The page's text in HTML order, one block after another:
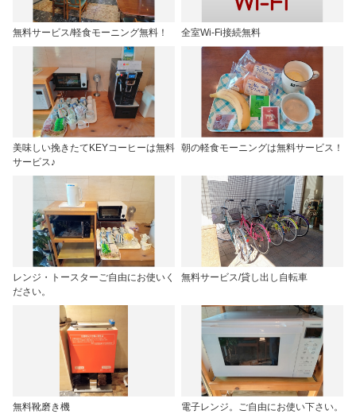
無料サービス/軽食モーニング無料！ 全室Wi-Fi接続無料
美味しい挽きたてKEYコーヒーは無料
サービス♪
朝の軽食モーニングは無料サービス！
レンジ・トースターご自由にお使いく
ださい。
無料サービス/貸し出し自転車
無料靴磨き機 電子レンジ。ご自由にお使い下さい。